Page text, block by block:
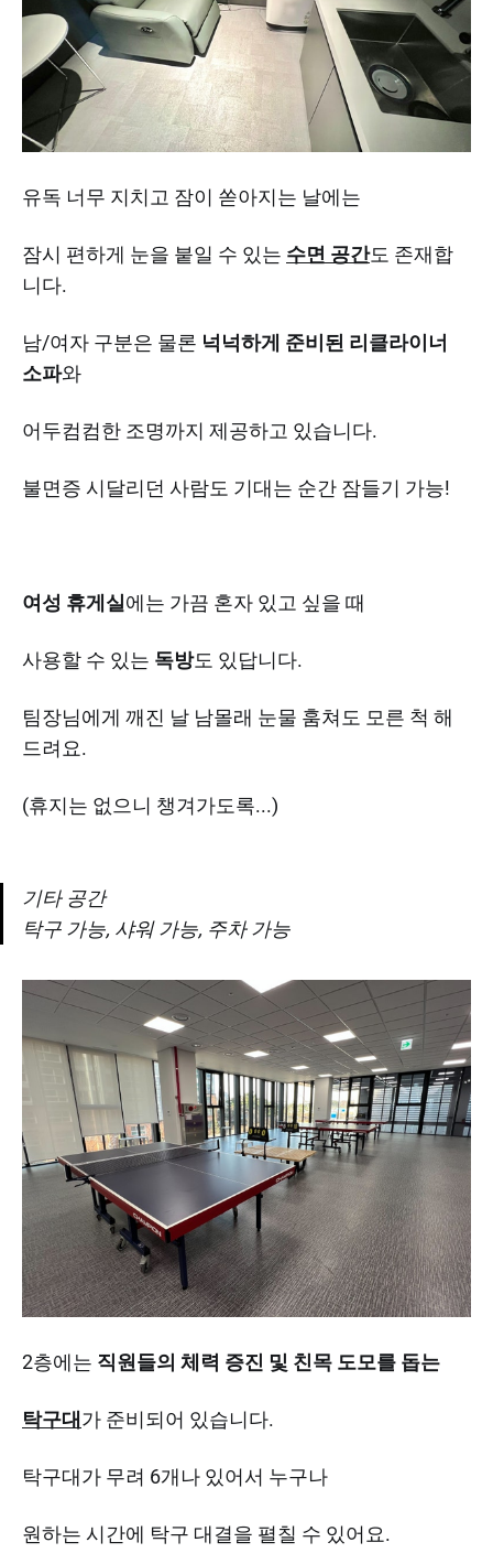
유독 너무 지치고 잠이 쏟아지는 날에는
잠시 편하게 눈을 붙일 수 있는 수면 공간도 존재합
니다.
남/여자 구분은 물론 넉넉하게 준비된 리클라이너
소파와
어두컴컴한 조명까지 제공하고 있습니다.
불면증 시달리던 사람도 기대는 순간 잠들기 가능!
여성 휴게실 에는 가끔 혼자 있고 싶을 때
사용할 수 있는 독방도 있답니다.
팀장님에게 깨진 날 남몰래 눈물 훔쳐도 모른 척 해
드려요.
(휴지는 없으니 챙겨가도록...)
기타 공간
탁구 가능, 샤워 가능, 주차 가능
2층에는 직원들의 체력 증진 및 친목 도모를 돕는
탁구대 가 준비되어 있습니다.
탁구대가 무려 6개나 있어서 누구나
원하는 시간에 탁구 대결을 펼칠 수 있어요.